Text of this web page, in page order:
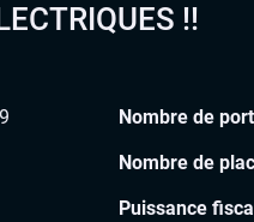
!!
Nombre de
Nombre de
Puissance